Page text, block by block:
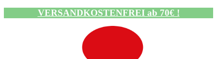
VERSANDKOSTENFREI ab 70€ !